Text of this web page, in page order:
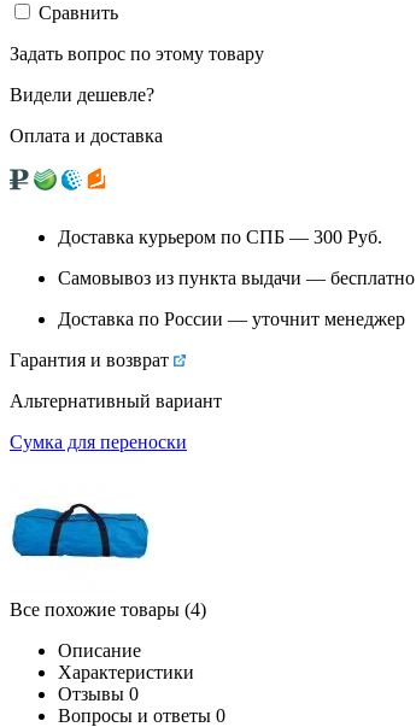
Сравнить
Задать вопрос по этому товару
Видели дешевле?
Оплата и доставка
Доставка курьером по СПБ — 300 Руб.
Самовывоз из пункта выдачи — бесплатно
Доставка по России — уточнит менеджер
Гарантия и возврат
Альтернативный вариант
Сумка для переноски
Все похожие товары (4)
Описание
Характеристики
Отзывы 0
Вопросы и ответы 0